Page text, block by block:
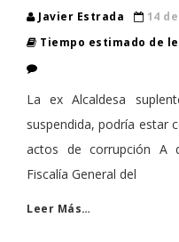
Javier Estrada
14
Tiempo estimado de
La ex Alcaldesa
suspendida, podría estar
actos de corrupción A
Fiscalía General del
Leer Más…